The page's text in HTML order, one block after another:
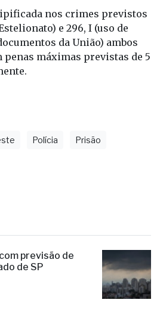
nos crimes previstos
e 296, I (uso de
da União) ambos
penas máximas previstas de 5
Polícia Prisão
previsão de
de SP